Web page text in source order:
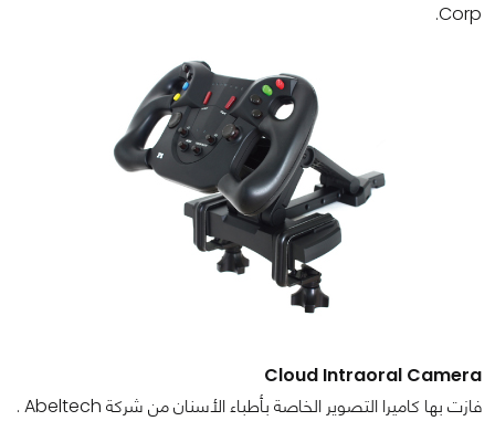
Corp.
Cloud Intraoral Camera
فازت بها كاميرا التصوير الخاصة بأطباء الأسنان من شركة Abeltech .